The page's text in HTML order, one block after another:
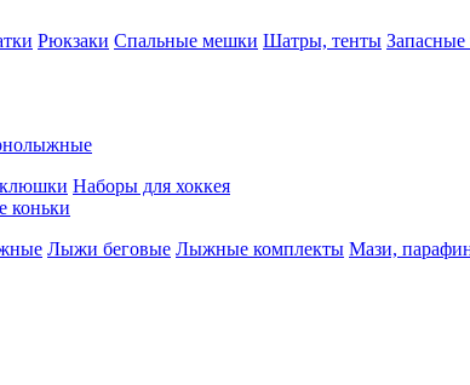
Рюкзаки Спальные мешки Шатры, тенты Запасные
Наборы для хоккея
коньки
Лыжи беговые Лыжные комплекты Мази,